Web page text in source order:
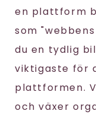
en plattform
som
du en tydlig
viktigaste för
plattformen.
och växer